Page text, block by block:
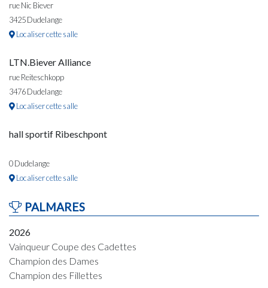
rue Nic Biever
3425 Dudelange
Localiser cette salle
LTN.Biever Alliance
rue Reiteschkopp
3476 Dudelange
Localiser cette salle
hall sportif Ribeschpont
0 Dudelange
Localiser cette salle
PALMARES
2026
Vainqueur Coupe des Cadettes
Champion des Dames
Champion des Fillettes